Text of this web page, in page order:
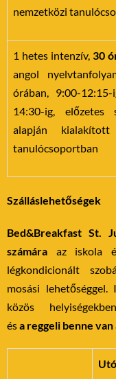
nemzetközi
1 hetes intenzív, 30
angol
órában,
9:00-
14:30-ig, előzetes
alapján kialakított
tanulócsoportban
Szálláslehetőségek
Bed&Breakfast St.
számára az iskola
légkondicionált
mosási
közös
ésa reggeli benne van